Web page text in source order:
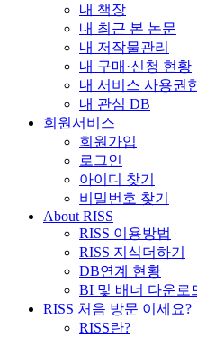
내 책장
내 최근 본 논문
내 저작물관리
내 구매·신청 현황
내 서비스 사용권
내 관심 DB
회원서비스
회원가입
로그인
아이디 찾기
비밀번호 찾기
About RISS
RISS 이용방법
RISS 지식더하기
DB연계 현황
BI 및 배너 다운로
RISS 처음 방문 이세요?
RISS란?